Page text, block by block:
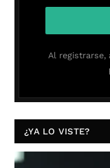
Al
¿YA LO VISTE?